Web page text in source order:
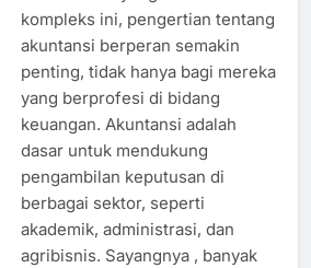
kompleks ini, pengertian tentang
akuntansi berperan semakin
penting, tidak hanya bagi mereka
yang berprofesi di bidang
keuangan. Akuntansi adalah
dasar untuk mendukung
pengambilan keputusan di
berbagai sektor, seperti
akademik, administrasi, dan
agribisnis. Sayangnya , banyak